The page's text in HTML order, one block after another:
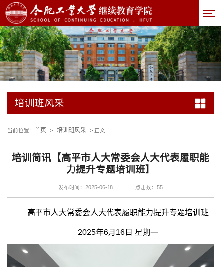
培训班风采
当前位置: 首页 > 培训班风采 > 正文
培训简讯【高平市人大常委会人大代表履职能
力提升专题培训班】
发布时间：2025-06-18 点击数： 55
高平市人大常委会人大代表履职能力提升专题培训班
2025年6月16日 星期一